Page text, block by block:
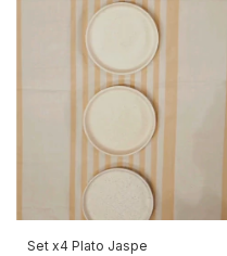
Set x4 Plato Jaspe